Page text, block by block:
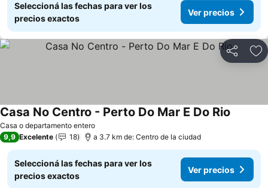
Seleccioná las fechas para ver los
precios exactos
Ver precios
Compartir
Casa o departamento entero
Casa No Centro - Perto Do Mar E Do Rio
9,9 Excelente 18 a 3.7 km de: Centro de la ciudad
Seleccioná las fechas para ver los
precios exactos
Ver precios